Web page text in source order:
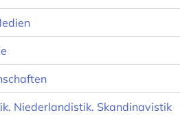
Niederlandistik. Skandinavistik